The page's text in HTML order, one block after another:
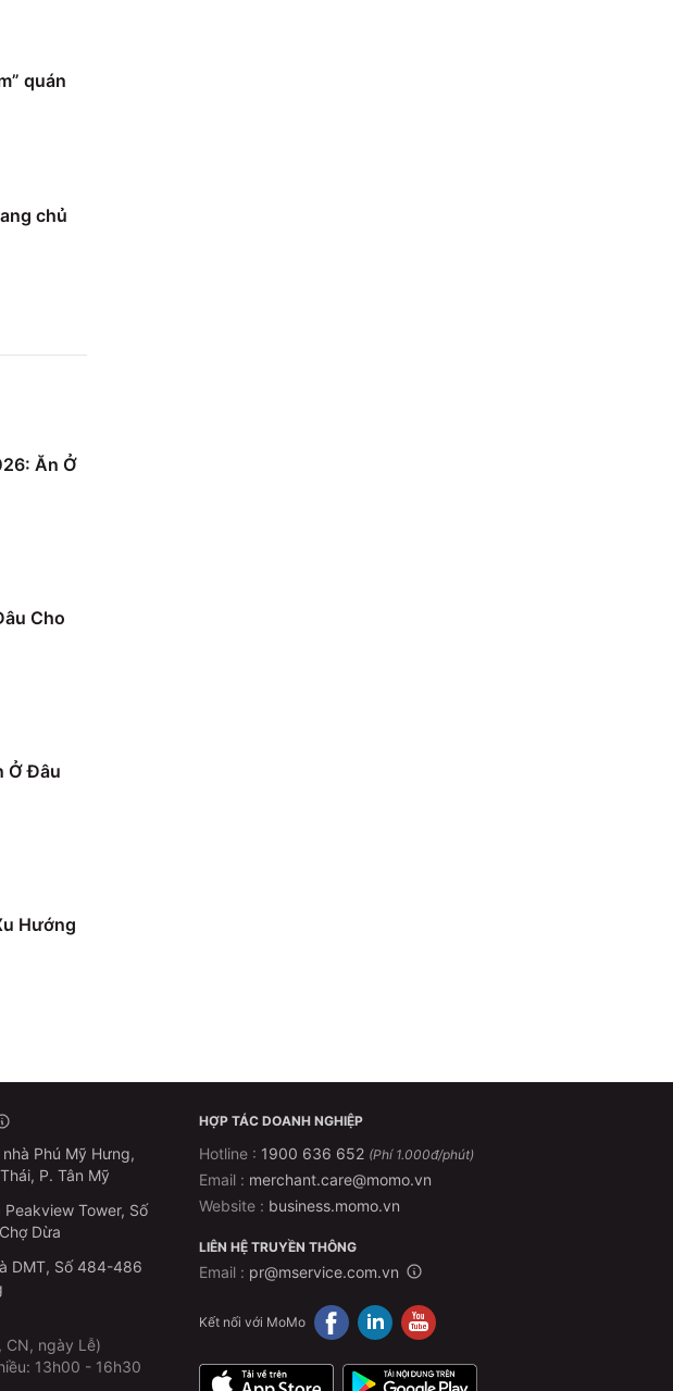
quán
chủ
Ăn Ở
Cho
Ở Đâu
Hướng
Phú Mỹ Hưng,
P. Tân Mỹ
Tower, Số
Dừa
DMT, Số 484-486
ngày Lễ)
13h00 - 16h30
HỢP TÁC DOANH NGHIỆP
Hotline : 1900 636 652 (Phí 1.000đ/phút)
Email : merchant.care@momo.vn
Website : business.momo.vn
LIÊN HỆ TRUYỀN THÔNG
Email : pr@mservice.com.vn
Kết nối với MoMo